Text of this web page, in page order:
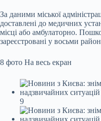
За даними міської
доставлені до медичних
місці або амбулаторно.
зареєстровані у восьми
8 фото На весь екран